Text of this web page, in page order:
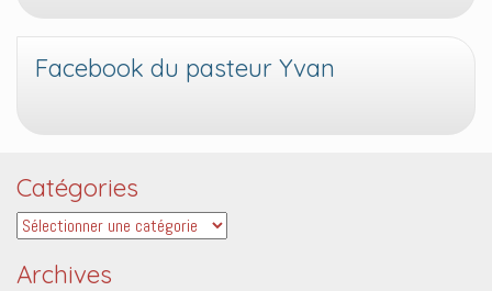
Facebook du pasteur Yvan
Catégories
Catégories
Archives